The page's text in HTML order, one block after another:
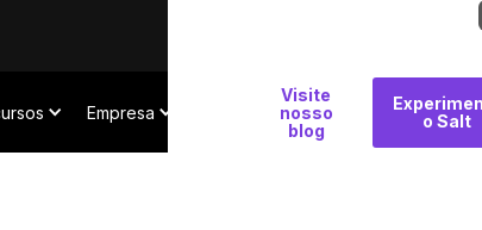
Empresa
Visite
nosso
blog
o Salt